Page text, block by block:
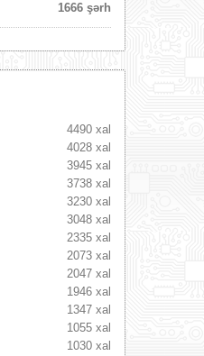
1666 şərh
4490 xal
4028 xal
3945 xal
3738 xal
3230 xal
3048 xal
2335 xal
2073 xal
2047 xal
1946 xal
1347 xal
1055 xal
1030 xal